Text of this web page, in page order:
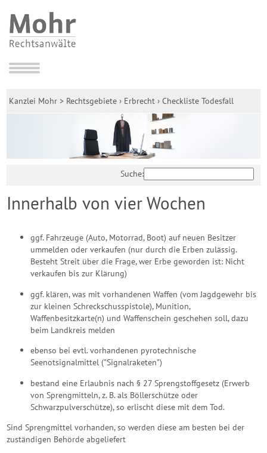
Kanzlei Mohr > Rechtsgebiete › Erbrecht ›Checkliste Todesfall
Suche:
Innerhalb von vier Wochen
ggf. Fahrzeuge (Auto, Motorrad, Boot) auf neuen Besitzer
ummelden oder verkaufen (nur durch die Erben zulässig.
Besteht Streit über die Frage, wer Erbe geworden ist: Nicht
verkaufen bis zur Klärung)
ggf. klären, was mit vorhandenen Waffen (vom Jagdgewehr bis
zur kleinen Schreckschusspistole), Munition,
Waffenbesitzkarte(n) und Waffenschein geschehen soll, dazu
beim Landkreis melden
ebenso bei evtl. vorhandenen pyrotechnische
Seenotsignalmittel ("Signalraketen")
bestand eine Erlaubnis nach § 27 Sprengstoffgesetz (Erwerb
von Sprengmitteln, z. B. als Böllerschütze oder
Schwarzpulverschütze), so erlischt diese mit dem Tod.
Sind Sprengmittel vorhanden, so werden diese am besten bei der
zuständigen Behörde abgeliefert